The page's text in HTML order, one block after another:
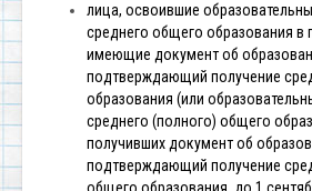
лица, освоившие
среднего общего образования
имеющие документ об
подтверждающий получение
образования (или
среднего (полного) общего
получивших документ об
подтверждающий получение